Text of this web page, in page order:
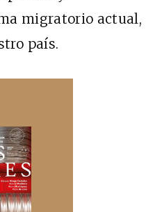
migratorio actual,
país.